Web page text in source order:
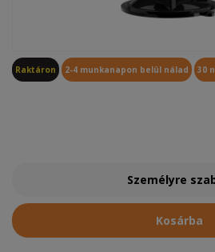
Raktáron 2-4 munkanapon belül nálad 30
Személyre
Kosárba